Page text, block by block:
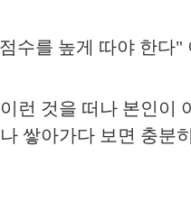
수를 높게 따야 한다"
런 것을 떠나 본인이
쌓아가다 보면 충분